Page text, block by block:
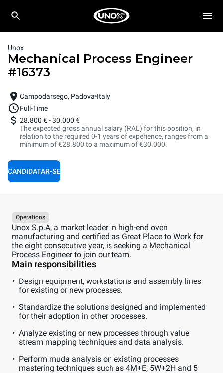
Unox
Mechanical Process Engineer
#16373
Campodarsego, Padova Italy
Full-Time
28.800 €-30.000 €
The expected gross annual salary (RAL) for this position, in
relation to the required 0-1 years of experience, ranges from a
minimum of €28.800 to a maximum of €30.000.
CANDIDATAR-SE
Operations
Unox S.p.A, a market leader in high-end oven
manufacturing and certified as Great Place to Work for
the eight consecutive year, is seeking a Mechanical
Process Engineer to join our team.
Main responsibilities
Design equipment, workstations and assembly lines
for existing or new processes.
Standardize the solutions designed and implemented
for their adoption in other processes.
Analyze existing or new processes through value
stream mapping techniques and data analysis.
Perform muda analysis on existing processes
mastering techniques such as 4M+E, 5W+2H and 5